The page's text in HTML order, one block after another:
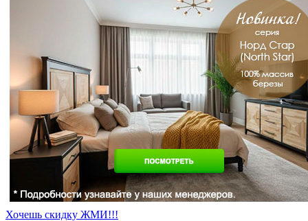
Хочешь скидку ЖМИ!!!